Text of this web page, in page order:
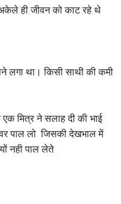
अकेले ही जीवन को काट रहे थे
लगा था। किसी साथी की कमी
मित्र ने सलाह दी की भाई
पाल लो जिसकी देखभाल में
नही पाल लेते